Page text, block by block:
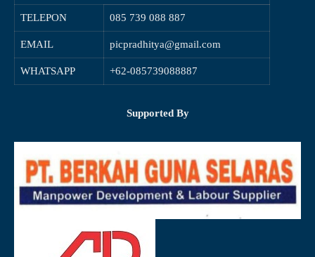
TELEPON 085 739 088 887
EMAIL picpradhitya@gmail.com
WHATSAPP +62-085739088887
Supported By